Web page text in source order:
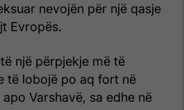
nevojën për një qasje
Evropës.
një përpjekje më të
të lobojë po aq fort në
Varshavë, sa edhe në